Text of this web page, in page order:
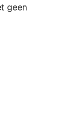
geen